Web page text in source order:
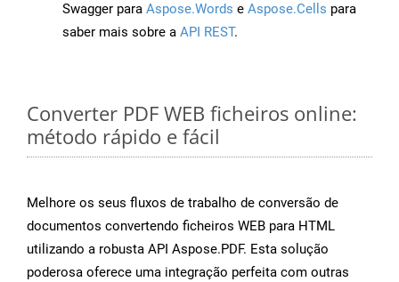
Swagger para Aspose.Words e Aspose.Cells para
saber mais sobre a API REST.
Converter PDF WEB ficheiros online:
método rápido e fácil
Melhore os seus fluxos de trabalho de conversão de
documentos convertendo ficheiros WEB para HTML
utilizando a robusta API Aspose.PDF. Esta solução
poderosa oferece uma integração perfeita com outras